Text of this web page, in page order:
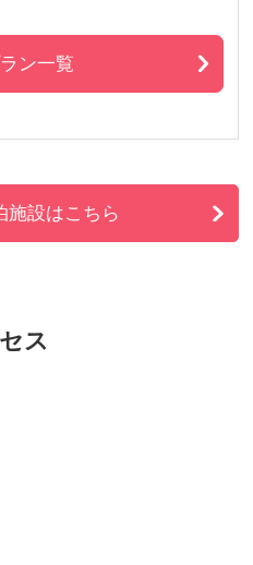
ン一覧
施設はこちら
ス